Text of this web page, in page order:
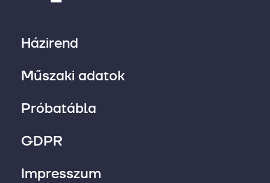
Házirend
Műszaki adatok
Próbatábla
GDPR
Impresszum